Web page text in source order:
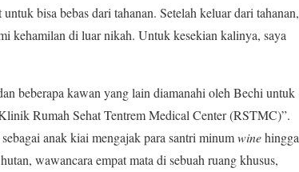
bisa bebas dari tahanan. Setelah keluar dari tahanan,
kehamilan di luar nikah. Untuk kesekian kalinya, saya
beberapa kawan yang lain diamanahi oleh Bechi untuk
Rumah Sehat Tentrem Medical Center (RSTMC)”.
anak kiai mengajak para santri minumwinehingga
wawancara empat mata di sebuah ruang khusus,